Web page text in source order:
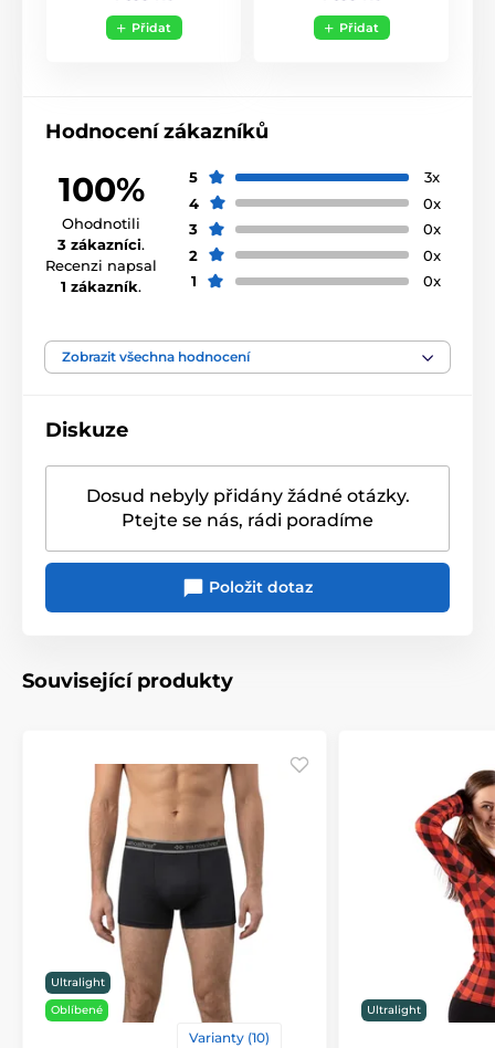
Přidat Přidat
Hodnocení zákazníků
100%
Ohodnotili
3 zákazníci.
Recenzi napsal
1 zákazník.
5
3x
4
0x
3
0x
2
0x
1
0x
Zobrazit všechna hodnocení
Diskuze
Dosud nebyly přidány žádné otázky.
Ptejte se nás, rádi poradíme
Položit dotaz
Související produkty
Ultralight
Oblíbené
Varianty (10)
Ultralight